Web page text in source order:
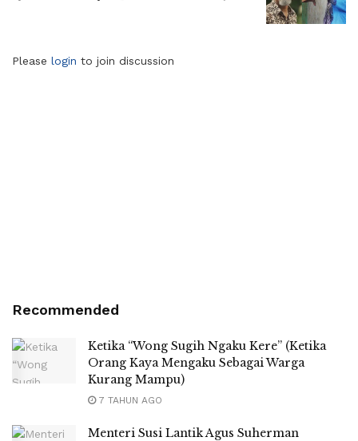
Please login to join discussion
Recommended
Ketika “Wong Sugih Ngaku Kere” (Ketika
Orang Kaya Mengaku Sebagai Warga
Kurang Mampu)
7 TAHUN AGO
Menteri Susi Lantik Agus Suherman